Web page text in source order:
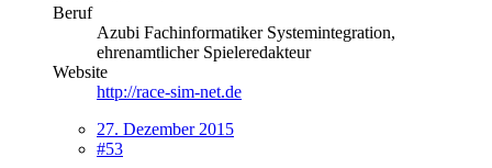
Beruf
Azubi Fachinformatiker Systemintegration,
ehrenamtlicher Spieleredakteur
Website
http://race-sim-net.de
27. Dezember 2015
#53